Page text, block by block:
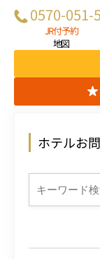
0570-051-
JR付予約
地図
ホテルお